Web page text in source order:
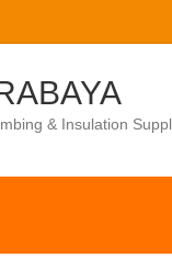
& Insulation